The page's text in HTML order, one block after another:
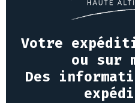
Votre
ou sur
Des